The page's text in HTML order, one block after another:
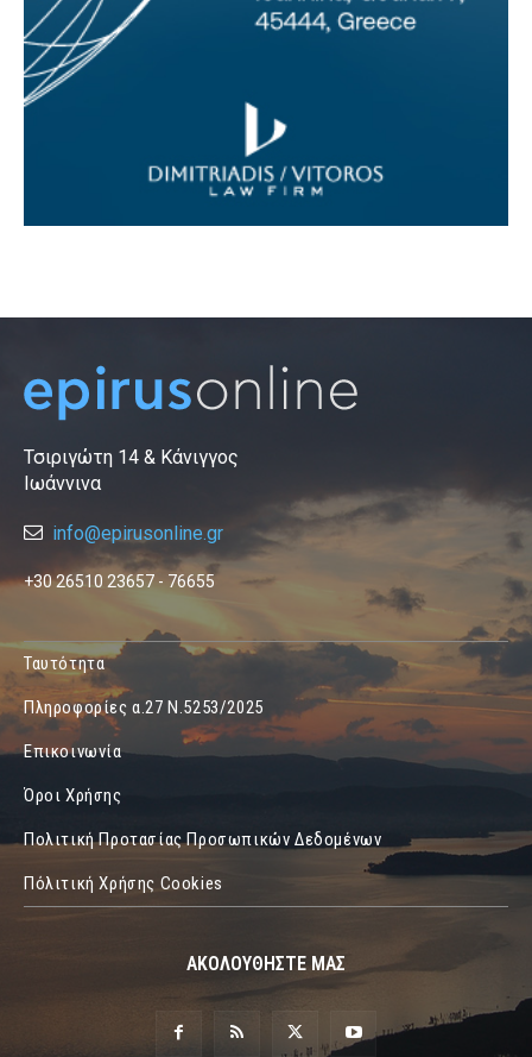
Τσιριγώτη 14 & Κάνιγγος
Ιωάννινα
info@epirusonline.gr
+30 26510 23657 - 76655
Ταυτότητα
Πληροφορίες α.27 Ν.5253/2025
Επικοινωνία
Όροι Χρήσης
Πολιτική Προτασίας Προσωπικών Δεδομένων
Πόλιτική Χρήσης Cookies
ΑΚΟΛΟΥΘΗΣΤΕ ΜΑΣ